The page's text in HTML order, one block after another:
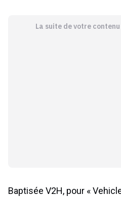
La suite de votre
Baptisée V2H, pour «